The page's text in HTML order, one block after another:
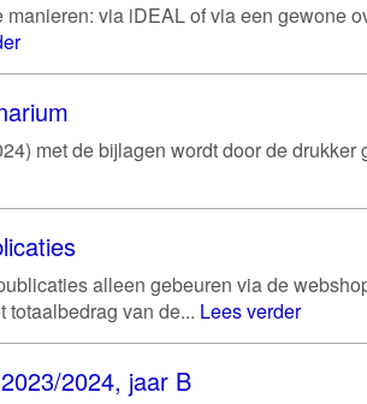
via iDEAL of via een gewone
met de bijlagen wordt door de drukker
alleen gebeuren via de
totaalbedrag van de... Lees verder
2024, jaar B